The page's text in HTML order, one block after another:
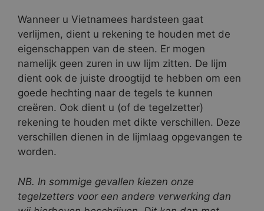
Wanneer u Vietnamees hardsteen gaat
verlijmen, dient u rekening te houden met de
eigenschappen van de steen. Er mogen
namelijk geen zuren in uw lijm zitten. De lijm
dient ook de juiste droogtijd te hebben om een
goede hechting naar de tegels te kunnen
creëren. Ook dient u (of de tegelzetter)
rekening te houden met dikte verschillen. Deze
verschillen dienen in de lijmlaag opgevangen te
worden.
NB. In sommige gevallen kiezen onze
tegelzetters voor een andere verwerking dan